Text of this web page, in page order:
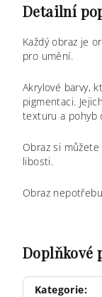
Detailní
Každý obraz je
pro umění.
Akrylové barvy,
pigmentaci.
texturu a pohyb
Obraz si
libosti.
Obraz
Doplňkové
Kategorie: